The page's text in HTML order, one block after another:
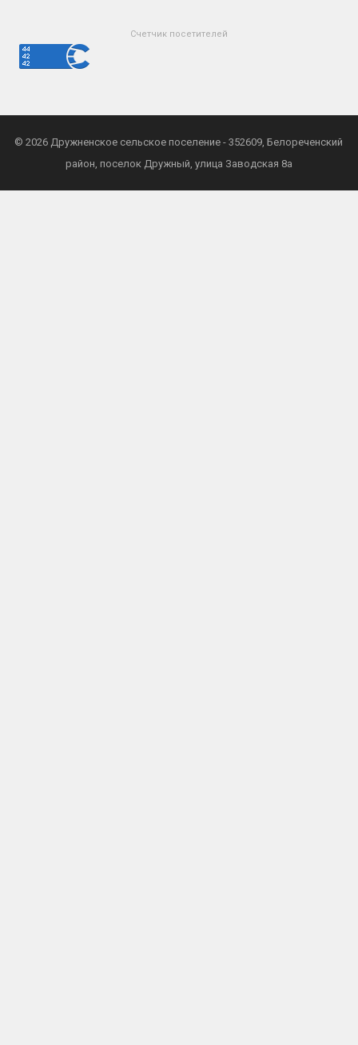
Счетчик посетителей
© 2026 Дружненское сельское поселение - 352609, Белореченский
район, поселок Дружный, улица Заводская 8а